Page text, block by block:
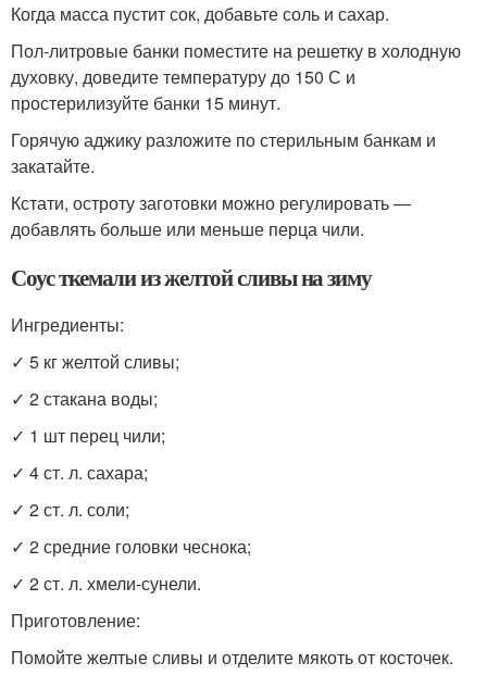
Когда масса пустит сок, добавьте соль и сахар.
Пол-литровые банки поместите на решетку в холодную
духовку, доведите температуру до 150 С и
простерилизуйте банки 15 минут.
Горячую аджику разложите по стерильным банкам и
закатайте.
Кстати, остроту заготовки можно регулировать —
добавлять больше или меньше перца чили.
Соус ткемали из желтой сливы на зиму
Ингредиенты:
✓ 5 кг желтой сливы;
✓ 2 стакана воды;
✓ 1 шт перец чили;
✓ 4 ст. л. сахара;
✓ 2 ст. л. соли;
✓ 2 средние головки чеснока;
✓ 2 ст. л. хмели-сунели.
Приготовление:
Помойте желтые сливы и отделите мякоть от косточек.